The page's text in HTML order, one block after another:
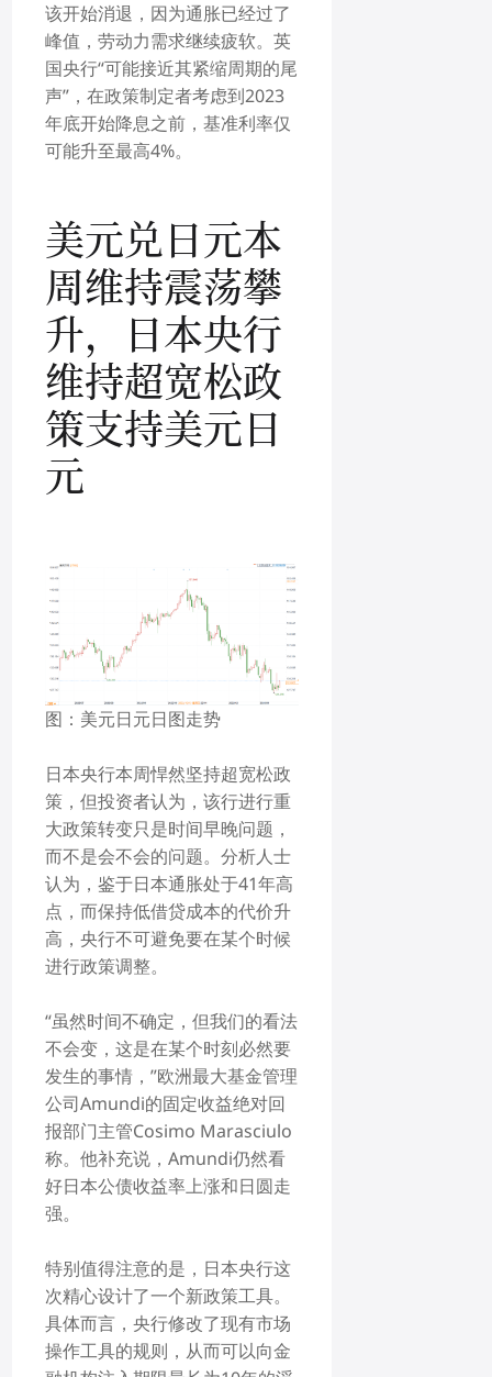
该开始消退，因为通胀已经过了
峰值，劳动力需求继续疲软。英
国央行“可能接近其紧缩周期的尾
声”，在政策制定者考虑到2023
年底开始降息之前，基准利率仅
可能升至最高4%。
美元兑日元本
周维持震荡攀
升，日本央行
维持超宽松政
策支持美元日
元
图：美元日元日图走势
日本央行本周悍然坚持超宽松政
策，但投资者认为，该行进行重
大政策转变只是时间早晚问题，
而不是会不会的问题。分析人士
认为，鉴于日本通胀处于41年高
点，而保持低借贷成本的代价升
高，央行不可避免要在某个时候
进行政策调整。
“虽然时间不确定，但我们的看法
不会变，这是在某个时刻必然要
发生的事情，”欧洲最大基金管理
公司Amundi的固定收益绝对回
报部门主管Cosimo Marasciulo
称。他补充说，Amundi仍然看
好日本公债收益率上涨和日圆走
强。
特别值得注意的是，日本央行这
次精心设计了一个新政策工具。
具体而言，央行修改了现有市场
操作工具的规则，从而可以向金